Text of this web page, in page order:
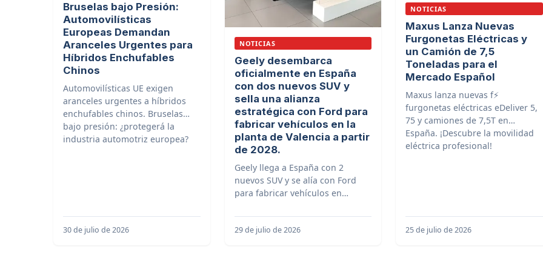
Bruselas bajo Presión:
Automovilísticas
Europeas Demandan
Aranceles Urgentes para
Híbridos Enchufables
Chinos
Automovilísticas UE exigen
aranceles urgentes a híbridos
enchufables chinos. Bruselas
bajo presión: ¿protegerá la
industria automotriz europea?
30 de julio de 2026
NOTICIAS
Geely desembarca
oficialmente en España
con dos nuevos SUV y
sella una alianza
estratégica con Ford para
fabricar vehículos en la
planta de Valencia a partir
de 2028.
Geely llega a España con 2
nuevos SUV y se alía con Ford
para fabricar vehículos en
los detalles!
29 de julio de 2026
NOTICIAS
Maxus Lanza Nuevas
Furgonetas Eléctricas y
un Camión de 7,5
Toneladas para el
Mercado Español
Maxus lanza nuevas f⚡️
furgonetas eléctricas eDeliver 5,
75 y camiones de 7,5T en
España. ¡Descubre la movilidad
eléctrica profesional!
25 de julio de 2026